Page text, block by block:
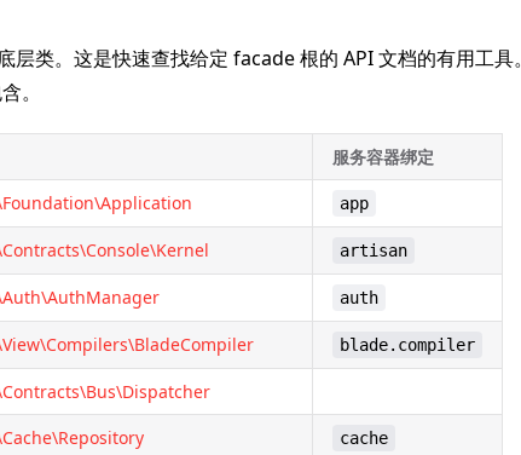
类。这是快速查找给定 facade 根的 API 文档的有用工具。
。
服务容器绑定
app
artisan
auth
blade.compiler
cache